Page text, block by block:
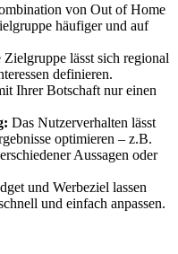
von Out of Home
häufiger und auf
Zielgruppe lässt sich regional
definieren.
Ihrer Botschaft nur einen
Das Nutzerverhalten lässt
optimieren – z.B.
Aussagen oder
und Werbeziel lassen
und einfach anpassen.